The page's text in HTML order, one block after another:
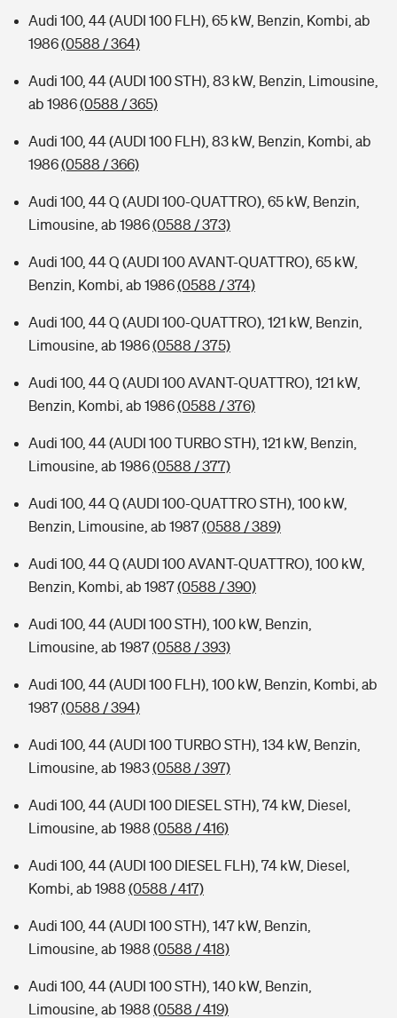
Audi 100, 44 (AUDI 100 FLH), 65 kW, Benzin, Kombi, ab
1986(0588 / 364)
Audi 100, 44 (AUDI 100 STH), 83 kW, Benzin, Limousine,
ab 1986(0588 / 365)
Audi 100, 44 (AUDI 100 FLH), 83 kW, Benzin, Kombi, ab
1986(0588 / 366)
Audi 100, 44 Q (AUDI 100-QUATTRO), 65 kW, Benzin,
Limousine, ab 1986(0588 / 373)
Audi 100, 44 Q (AUDI 100 AVANT-QUATTRO), 65 kW,
Benzin, Kombi, ab 1986(0588 / 374)
Audi 100, 44 Q (AUDI 100-QUATTRO), 121 kW, Benzin,
Limousine, ab 1986(0588 / 375)
Audi 100, 44 Q (AUDI 100 AVANT-QUATTRO), 121 kW,
Benzin, Kombi, ab 1986(0588 / 376)
Audi 100, 44 (AUDI 100 TURBO STH), 121 kW, Benzin,
Limousine, ab 1986(0588 / 377)
Audi 100, 44 Q (AUDI 100-QUATTRO STH), 100 kW,
Benzin, Limousine, ab 1987(0588 / 389)
Audi 100, 44 Q (AUDI 100 AVANT-QUATTRO), 100 kW,
Benzin, Kombi, ab 1987(0588 / 390)
Audi 100, 44 (AUDI 100 STH), 100 kW, Benzin,
Limousine, ab 1987(0588 / 393)
Audi 100, 44 (AUDI 100 FLH), 100 kW, Benzin, Kombi, ab
1987(0588 / 394)
Audi 100, 44 (AUDI 100 TURBO STH), 134 kW, Benzin,
Limousine, ab 1983(0588 / 397)
Audi 100, 44 (AUDI 100 DIESEL STH), 74 kW, Diesel,
Limousine, ab 1988 (0588 / 416)
Audi 100, 44 (AUDI 100 DIESEL FLH), 74 kW, Diesel,
Kombi, ab 1988 (0588 / 417)
Audi 100, 44 (AUDI 100 STH), 147 kW, Benzin,
Limousine, ab 1988 (0588 / 418)
Audi 100, 44 (AUDI 100 STH), 140 kW, Benzin,
Limousine, ab 1988 (0588 / 419)